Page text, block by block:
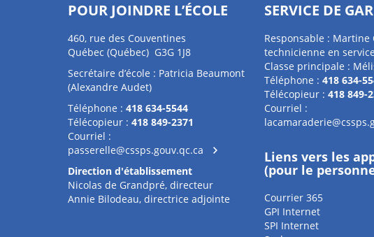
POUR JOINDRE L’ÉCOLE
460, rue des Couventines
Québec (Québec) G3G 1J8
Secrétaire d’école : Patricia Beaumont
(Alexandre Audet)
Téléphone : 418 634-5544
Télécopieur : 418 849-2371
Courriel :
passerelle@cssps.gouv.qc.ca
Direction d'établissement
Nicolas de Grandpré, directeur
Annie Bilodeau, directrice adjointe
SERVICE DE
Responsable : Martine
technicienne en
Classe principale :
Téléphone : 418 634-
Télécopieur : 418 849-
Courriel :
Liens vers les
(pour le
Courrier 365
GPI Internet
SPI Internet